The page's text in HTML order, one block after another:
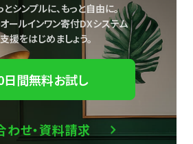
シンプルに、もっと自由に。
ールインワン寄付DXシステム
支援をはじめましょう。
日間無料お試し
わせ・資料請求